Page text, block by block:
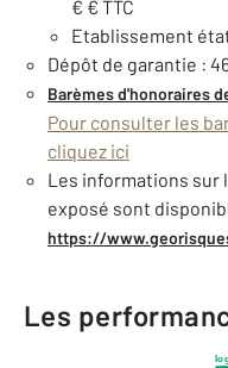
€ € TTC
Etablissement
Dépôt de garantie :
Barèmes d'honoraires
Pour consulter les
cliquez ici
Les informations sur
exposé sont
https://
Les